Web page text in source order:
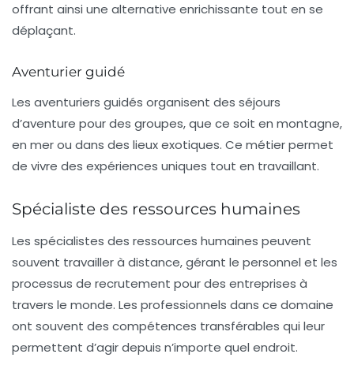
offrant ainsi une alternative enrichissante tout en se
déplaçant.
Aventurier guidé
Les aventuriers guidés organisent des séjours
d’aventure pour des groupes, que ce soit en montagne,
en mer ou dans des lieux exotiques. Ce métier permet
de vivre des expériences uniques tout en travaillant.
Spécialiste des ressources humaines
Les spécialistes des ressources humaines peuvent
souvent travailler à distance, gérant le personnel et les
processus de recrutement pour des entreprises à
travers le monde. Les professionnels dans ce domaine
ont souvent des compétences transférables qui leur
permettent d’agir depuis n’importe quel endroit.